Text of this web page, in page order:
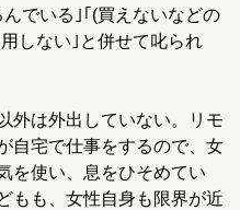
でいる｣｢(買えないなどの
しない｣と併せて叱られ
外は外出していない。リモ
自宅で仕事をするので、女
を使い、息をひそめてい
もも、女性自身も限界が近